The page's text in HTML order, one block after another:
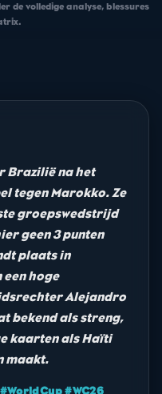
de volledige analyse, blessures
Brazilië na het
tegen Marokko. Ze
groepswedstrijd
geen 3 punten
plaats in
hoge
Alejandro
bekend als streng,
kaarten als Haïti
maakt.
#WC26